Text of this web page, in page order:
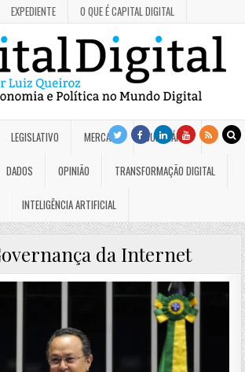
EXPEDIENTE O QUE É CAPITAL DIGITAL
LEGISLATIVO MERCADO JUDICIÁRIO
DADOS OPINIÃO TRANSFORMAÇÃO DIGITAL
INTELIGÊNCIA ARTIFICIAL
da Internet